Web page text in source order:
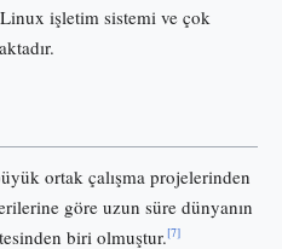
işletim sistemi ve çok
ortak çalışma projelerinden
göre uzun süre dünyanın
biri olmuştur.[7]